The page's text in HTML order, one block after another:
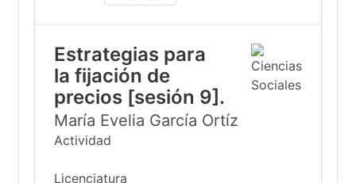
Estrategias para
la fijación de
precios [sesión 9].
María Evelia García Ortíz
Actividad
Licenciatura